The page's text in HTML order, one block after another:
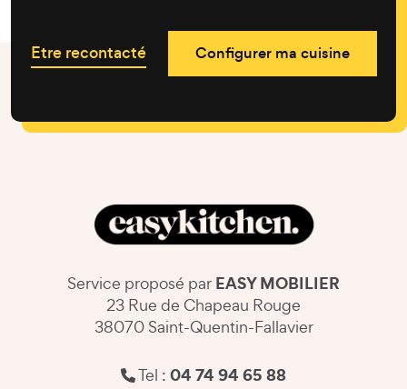
Etre recontacté Configurer ma cuisine
Service proposé par EASY MOBILIER
23 Rue de Chapeau Rouge
38070 Saint-Quentin-Fallavier
Tel : 04 74 94 65 88